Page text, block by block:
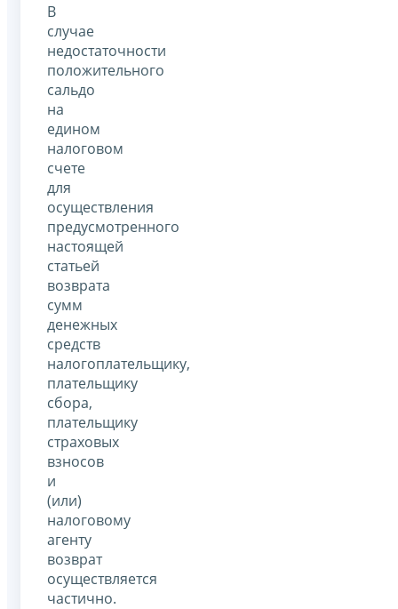
В
случае
недостаточности
положительного
сальдо
на
едином
налоговом
счете
для
осуществления
предусмотренного
настоящей
статьей
возврата
сумм
денежных
средств
налогоплательщику,
плательщику
сбора,
плательщику
страховых
взносов
и
(или)
налоговому
агенту
возврат
осуществляется
частично.